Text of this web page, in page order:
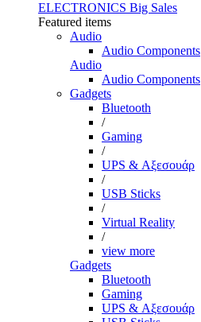
ELECTRONICS Big Sales
Featured items
Audio
Audio Components
Audio
Audio Components
Gadgets
Bluetooth
/
Gaming
/
UPS & Αξεσουάρ
/
USB Sticks
/
Virtual Reality
/
view more
Gadgets
Bluetooth
Gaming
UPS & Αξεσουάρ